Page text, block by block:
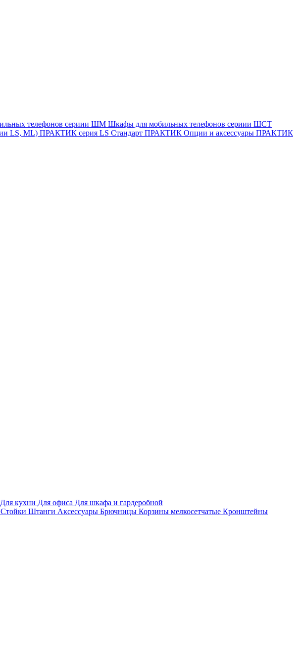
телефонов сериии ШМ Шкафы для мобильных телефонов сериии ШСТ
LS, ML) ПРАКТИК cерия LS Стандарт ПРАКТИК Опции и аксессуары ПРАКТИК
Для кухни Для офиса Для шкафа и гардеробной
Стойки Штанги Аксессуары Брючницы Корзины мелкосетчатые Кронштейны